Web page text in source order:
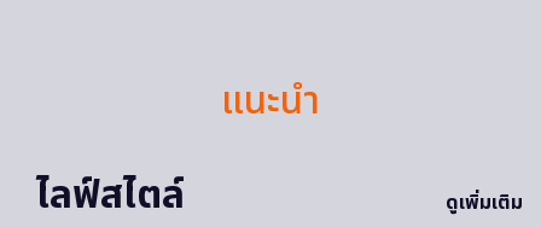
แนะนำ
ไลฟ์สไตล์
ดูเพิ่มเติม